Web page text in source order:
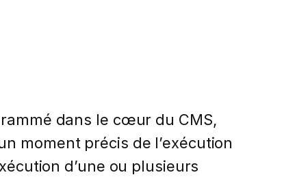
dans le cœur du CMS,
moment précis de l’exécution
d’une ou plusieurs